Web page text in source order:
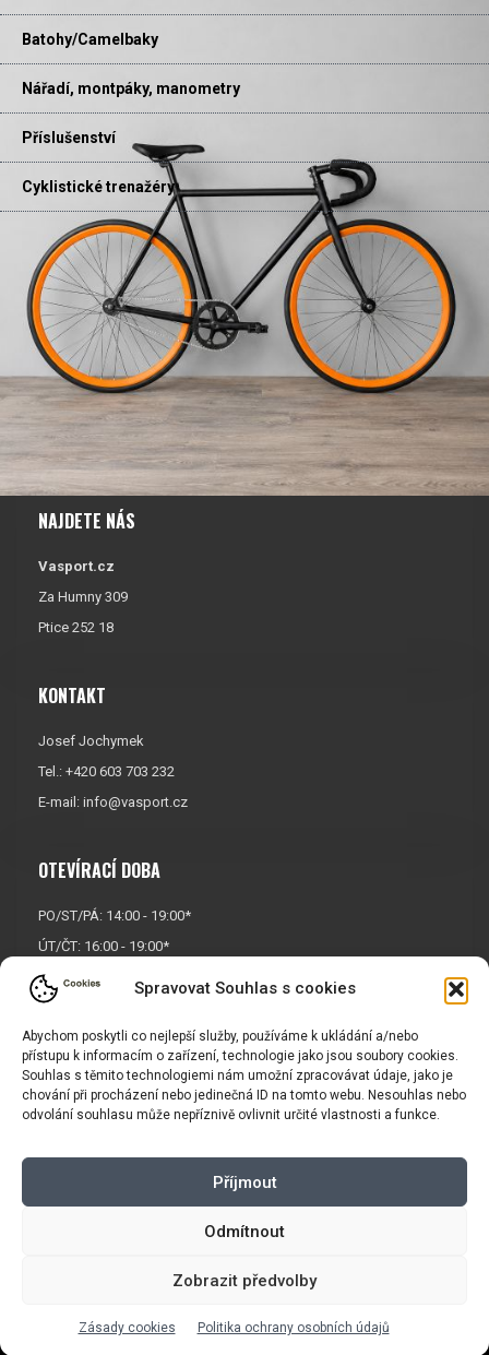
Spravovat Souhlas s cookies
Abychom poskytli co nejlepší služby, používáme k ukládání a/nebo
přístupu k informacím o zařízení, technologie jako jsou soubory cookies.
Souhlas s těmito technologiemi nám umožní zpracovávat údaje, jako je
chování při procházení nebo jedinečná ID na tomto webu. Nesouhlas nebo
odvolání souhlasu může nepříznivě ovlivnit určité vlastnosti a funkce.
Příjmout
Odmítnout
Zobrazit předvolby
Zásady cookies Politika ochrany osobních údajů
Batohy/Camelbaky
Nářadí, montpáky, manometry
Příslušenství
Cyklistické trenažéry
NAJDETE NÁS
Vasport.cz
Za Humny 309
Ptice 252 18
KONTAKT
Josef Jochymek
Tel.: +420 603 703 232
E-mail: info@vasport.cz
OTEVÍRACÍ DOBA
PO/ST/PÁ: 14:00 - 19:00*
ÚT/ČT: 16:00 - 19:00*
Sobota: 9:00 - 17:00*
Neděle:
* Říjen, listopad a prosinec
OTEVŘENO POUZE
PO/ST/PÁ